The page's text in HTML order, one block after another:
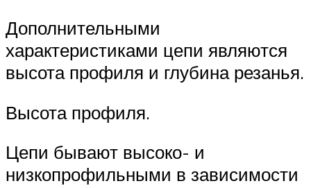
Дополнительными
характеристиками цепи являются
высота профиля и глубина резанья.
Высота профиля.
Цепи бывают высоко- и
низкопрофильными в зависимости